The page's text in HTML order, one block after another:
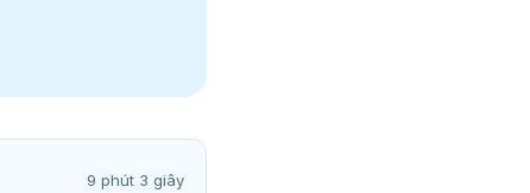
9 phút 3 giây